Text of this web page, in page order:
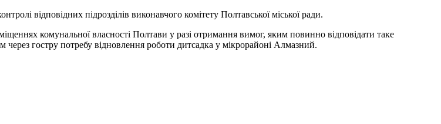
відповідних підрозділів виконавчого комітету Полтавської міської ради.
комунальної власності Полтави у разі отримання вимог, яким повинно відповідати таке
гостру потребу відновлення роботи дитсадка у мікрорайоні Алмазний.